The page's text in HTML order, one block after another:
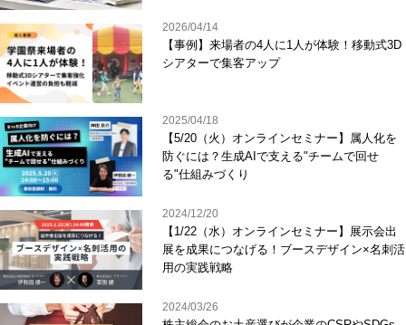
2026/04/14
【事例】来場者の4人に1人が体験！移動式3D
シアターで集客アップ
2025/04/18
【5/20（火）オンラインセミナー】属人化を
防ぐには？生成AIで支える"チームで回せ
る"仕組みづくり
2024/12/20
【1/22（水）オンラインセミナー】展示会出
展を成果につなげる！ブースデザイン×名刺活
用の実践戦略
2024/03/26